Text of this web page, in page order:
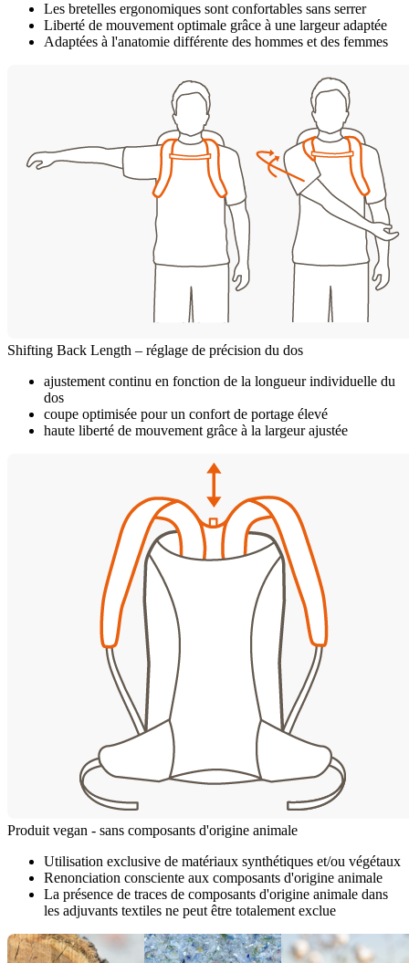
Les bretelles ergonomiques sont confortables sans serrer
Liberté de mouvement optimale grâce à une largeur adaptée
Adaptées à l'anatomie différente des hommes et des femmes
Shifting Back Length – réglage de précision du dos
ajustement continu en fonction de la longueur individuelle du
dos
coupe optimisée pour un confort de portage élevé
haute liberté de mouvement grâce à la largeur ajustée
Produit vegan - sans composants d'origine animale
Utilisation exclusive de matériaux synthétiques et/ou végétaux
Renonciation consciente aux composants d'origine animale
La présence de traces de composants d'origine animale dans
les adjuvants textiles ne peut être totalement exclue